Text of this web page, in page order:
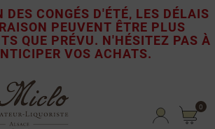
DES CONGÉS D'ÉTÉ, LES DÉLAIS
PEUVENT ÊTRE PLUS
QUE PRÉVU. N'HÉSITEZ PAS À
VOS ACHATS.
0